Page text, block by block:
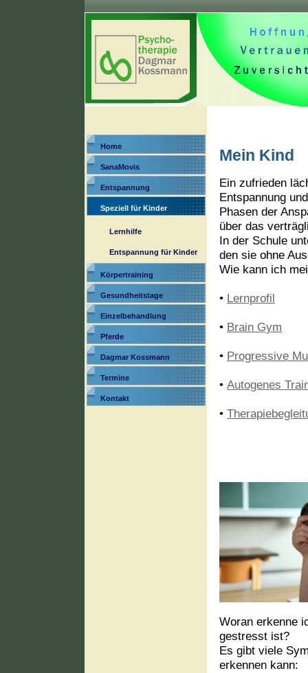
Home
SanaMovis
Entspannung
Speziell für Kinder
Lernhilfe
Entspannung für Kinder
Körpertraining
Gesundheitstage
Einzelbehandlung
Pferde
Dagmar Kossmann
Termine
Kontakt
Mein Kind
Ein zufrieden
Entspannung
Phasen der
über das
In der Schule
den sie ohne
Wie kann ich
• Lernprofil
• Brain Gym
• Progressive
• Autogenes
•
Woran erkenne
gestresst ist?
Es gibt viele
erkennen kann: